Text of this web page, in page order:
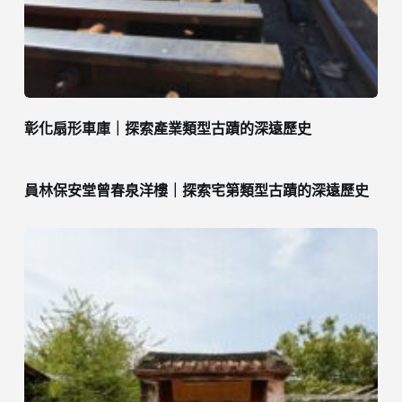
彰化扇形車庫｜探索產業類型古蹟的深遠歷史
員林保安堂曾春泉洋樓｜探索宅第類型古蹟的深遠歷史